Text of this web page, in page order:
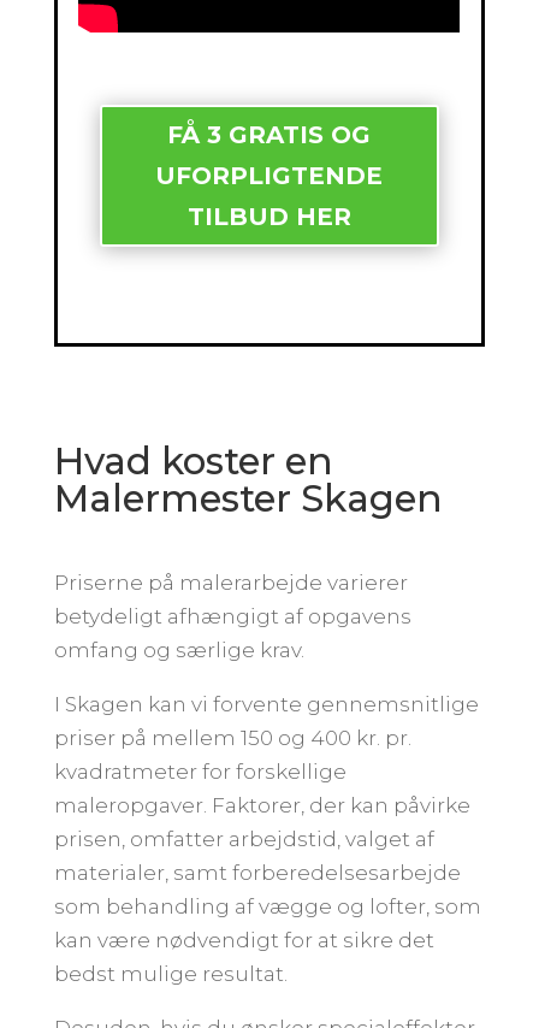
FÅ 3 GRATIS OG
UFORPLIGTENDE
TILBUD HER
Hvad koster en
Malermester Skagen
Priserne på malerarbejde varierer
betydeligt afhængigt af opgavens
omfang og særlige krav.
I Skagen kan vi forvente gennemsnitlige
priser på mellem 150 og 400 kr. pr.
kvadratmeter for forskellige
maleropgaver. Faktorer, der kan påvirke
prisen, omfatter arbejdstid, valget af
materialer, samt forberedelsesarbejde
som behandling af vægge og lofter, som
kan være nødvendigt for at sikre det
bedst mulige resultat.